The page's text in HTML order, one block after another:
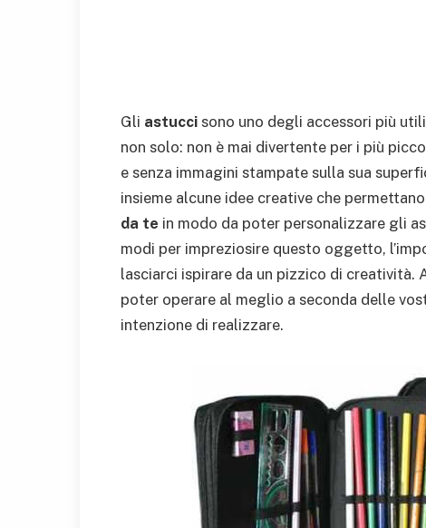
Gli astucci sono uno degli accessori più
non solo: non è mai divertente per i più
e senza immagini stampate sulla sua
insieme alcune idee creative che
da te in modo da poter personalizzare gli
modi per impreziosire questo oggetto,
lasciarci ispirare da un pizzico di
poter operare al meglio a seconda delle
intenzione di realizzare.